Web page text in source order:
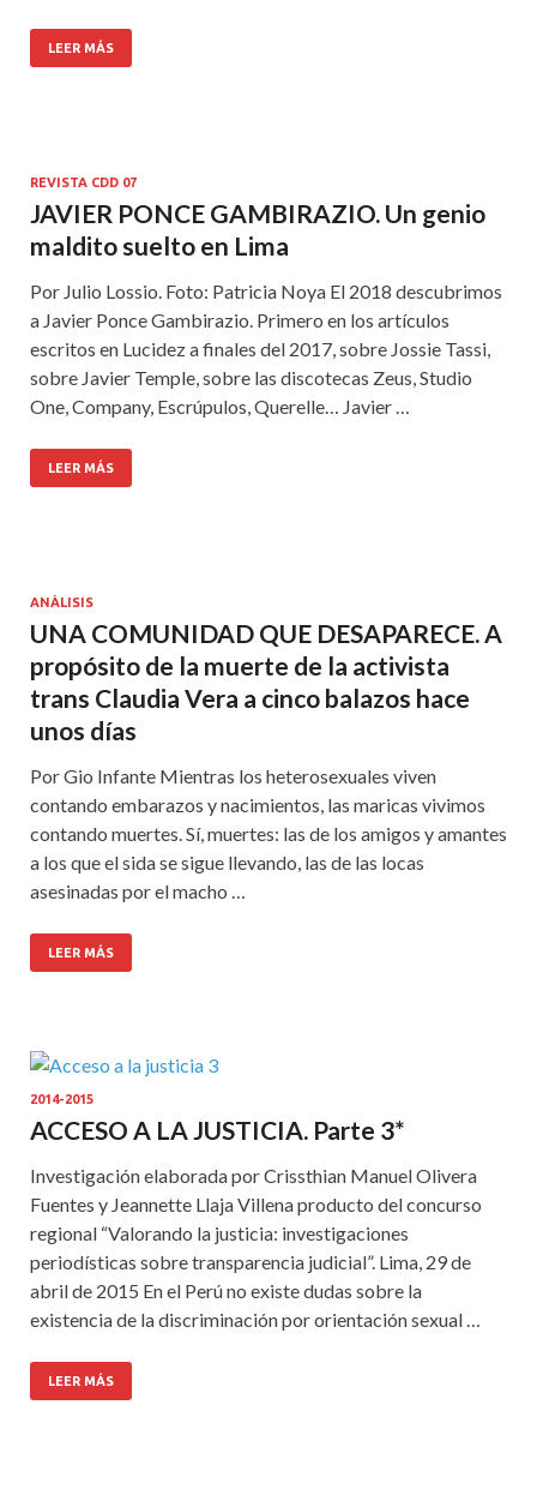
LEER MÁS
REVISTA CDD 07
JAVIER PONCE GAMBIRAZIO. Un genio
maldito suelto en Lima
Por Julio Lossio. Foto: Patricia Noya El 2018 descubrimos
a Javier Ponce Gambirazio. Primero en los artícu­los
escritos en Lucidez a finales del 2017, sobre Jossie Tassi,
sobre Javier Tem­ple, sobre las discotecas Zeus, Studio
One, Company, Escrúpulos, Querelle… Javier …
LEER MÁS
ANÁLISIS
UNA COMUNIDAD QUE DESAPARECE. A
propósito de la muerte de la activista
trans Claudia Vera a cinco balazos hace
unos días
Por Gio Infante Mientras los heterosexuales viven
contando embarazos y nacimientos, las maricas vivimos
contando muertes. Sí, muertes: las de los amigos y amantes
a los que el sida se sigue llevando, las de las locas
asesinadas por el macho …
LEER MÁS
2014-2015
ACCESO A LA JUSTICIA. Parte 3*
Investigación elaborada por Crissthian Manuel Olivera
Fuentes y Jeannette Llaja Villena producto del concurso
regional “Valorando la justicia: investigaciones
periodísticas sobre transparencia judicial”. Lima, 29 de
abril de 2015 En el Perú no existe dudas sobre la
existencia de la discriminación por orientación sexual …
LEER MÁS